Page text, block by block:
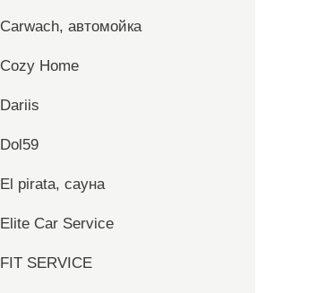
Carwach, автомойка
Cozy Home
Dariis
Dol59
El pirata, сауна
Elite Car Service
FIT SERVICE